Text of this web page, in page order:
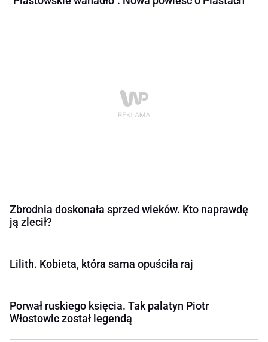
Zbrodnia doskonała sprzed wieków. Kto naprawdę
ją zlecił?
Lilith. Kobieta, która sama opuściła raj
Porwał ruskiego księcia. Tak palatyn Piotr
Włostowic został legendą